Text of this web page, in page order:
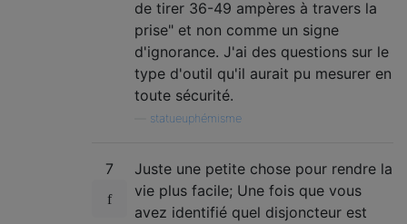
de tirer 36-49 ampères à travers la
prise" et non comme un signe
d'ignorance. J'ai des questions sur le
type d'outil qu'il aurait pu mesurer en
toute sécurité.
statueuphémisme
7
Juste une petite chose pour rendre la
vie plus facile; Une fois que vous
avez identifié quel disjoncteur est